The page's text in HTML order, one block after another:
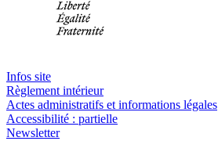
Infos site
Règlement intérieur
Actes administratifs et informations légales
Accessibilité : partielle
Newsletter